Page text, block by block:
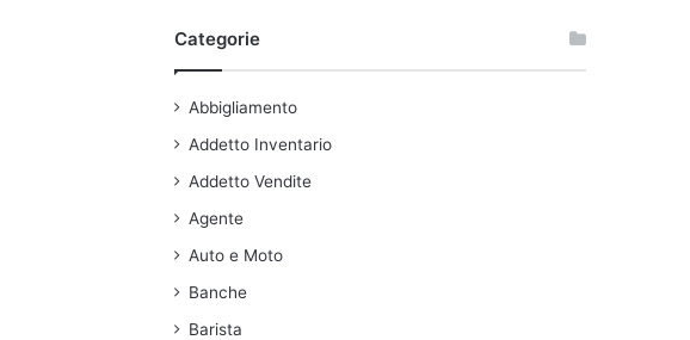
Categorie
Abbigliamento
Addetto Inventario
Addetto Vendite
Agente
Auto e Moto
Banche
Barista